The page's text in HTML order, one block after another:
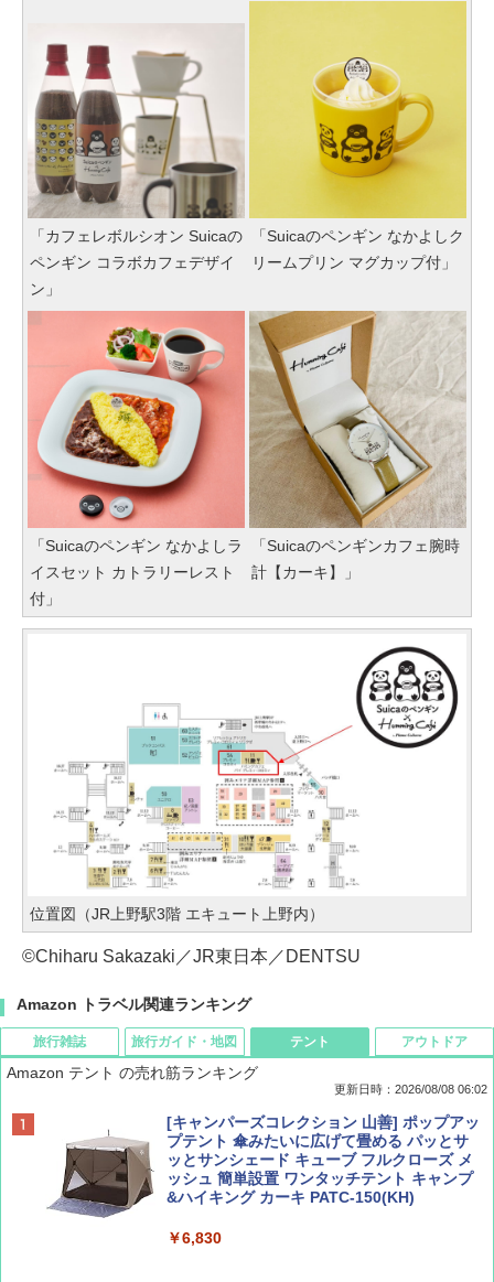
「カフェレボルシオン Suicaの
ペンギン コラボカフェデザイ
ン」
「Suicaのペンギン なかよしク
リームプリン マグカップ付」
「Suicaのペンギン なかよしラ
イスセット カトラリーレスト
付」
「Suicaのペンギンカフェ腕時
計【カーキ】」
位置図（JR上野駅3階 エキュート上野内）
©Chiharu Sakazaki／JR東日本／DENTSU
Amazon トラベル関連ランキング
旅行雑誌
BE-PAL(ビ-パル) 2026年 9 月号【特別付録:
SOTO ミニマル"旅"財布 ランダム2種】
￥1,500
旅行ガイド・地図
D40 地球の歩き方 チェンマイ タイ北部の魅
力的な町 2026～2027 地球の歩き方D アジア
￥2,079
テント
Amazon テント の売れ筋ランキング
更新日時：2026/08/08 06:02
[キャンパーズコレクション 山善] ポップアッ
プテント 傘みたいに広げて畳める パッとサ
ッとサンシェード キューブ フルクローズ メ
ッシュ 簡単設置 ワンタッチテント キャンプ
&ハイキング カーキ PATC-150(KH)
￥6,830
アウトドア